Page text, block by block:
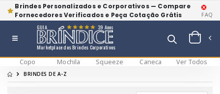
Brindes Personalizados e Corporativos — Compare
Fornecedores Verificados e Peça Cotação Grátis
FAQ
Marketplace dos Brindes Corporativos
GUIA 39 Anos
Copo Mochila Squeeze Caneca Ver Todos
BRINDES DE A-Z